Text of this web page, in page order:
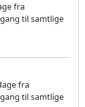
fra
til samtlige
fra
til samtlige